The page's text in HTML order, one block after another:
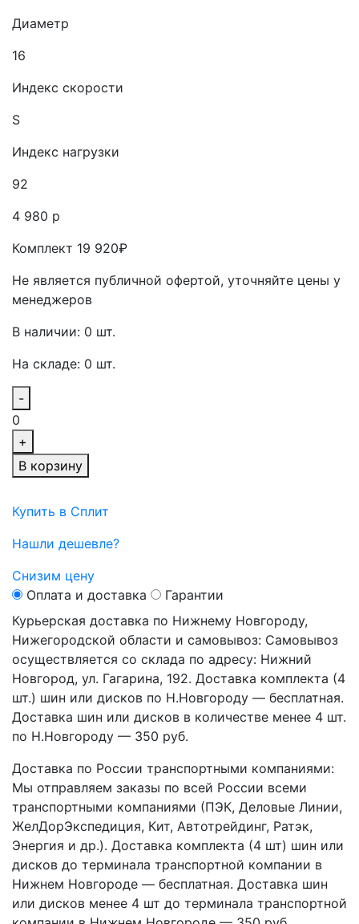
Диаметр
16
Индекс скорости
S
Индекс нагрузки
92
4 980 р
Комплект 19 920₽
Не является публичной офертой, уточняйте цены у
менеджеров
В наличии: 0 шт.
На складе: 0 шт.
-
0
+
В корзину
Купить в Сплит
Нашли дешевле?
Снизим цену
Оплата и доставка
Гарантии
Курьерская доставка по Нижнему Новгороду,
Нижегородской области и самовывоз: Самовывоз
осуществляется со склада по адресу: Нижний
Новгород, ул. Гагарина, 192. Доставка комплекта (4
шт.) шин или дисков по Н.Новгороду — бесплатная.
Доставка шин или дисков в количестве менее 4 шт.
по Н.Новгороду — 350 руб.
Доставка по России транспортными компаниями:
Мы отправляем заказы по всей России всеми
транспортными компаниями (ПЭК, Деловые Линии,
ЖелДорЭкспедиция, Кит, Автотрейдинг, Ратэк,
Энергия и др.). Доставка комплекта (4 шт) шин или
дисков до терминала транспортной компании в
Нижнем Новгороде — бесплатная. Доставка шин
или дисков менее 4 шт до терминала транспортной